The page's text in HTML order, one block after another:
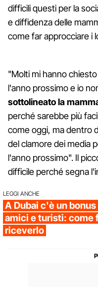
difficili questi per la
e diffidenza delle
come far approcciare i
"Molti mi hanno
l'anno prossimo e io
sottolineato la
perché sarebbe più
come oggi, ma dentro
del clamore dei media
l'anno prossimo". Il
difficile perché segna
LEGGI ANCHE
A Dubai c'è un
amici e turisti: come
riceverlo